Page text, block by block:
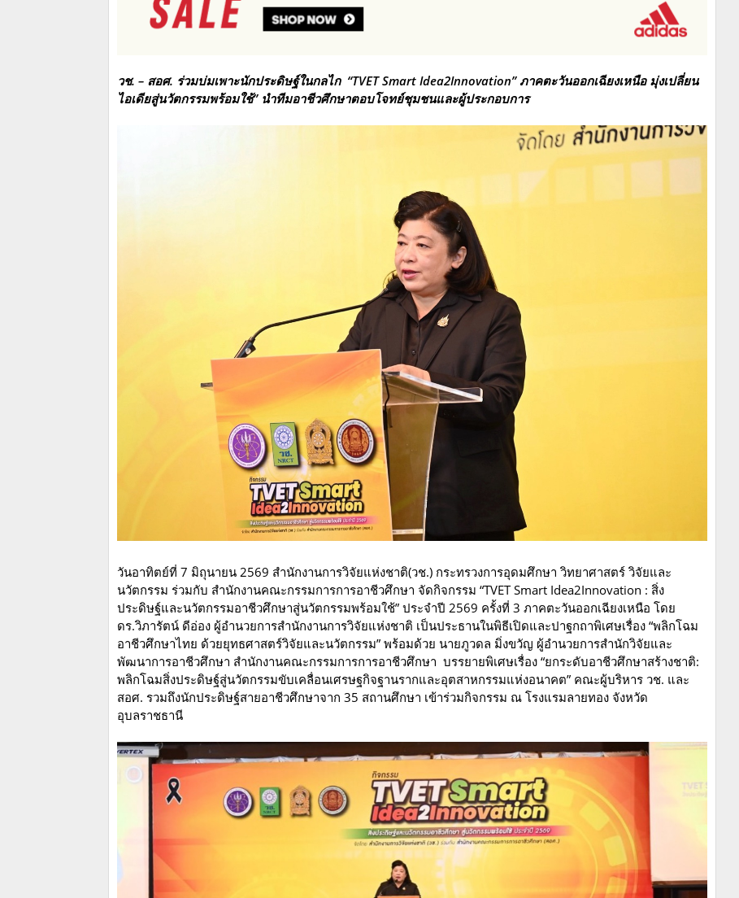
วช. – สอศ. ร่วมบ่มเพาะนักประดิษฐ์ในกลไก “TVET Smart Idea2Innovation” ภาคตะวันออกเฉียงเหนือ มุ่งเปลี่ยน
ไอเดียสู่นวัตกรรมพร้อมใช้” นำทีมอาชีวศึกษาตอบโจทย์ชุมชนและผู้ประกอบการ
วันอาทิตย์ที่ 7 มิถุนายน 2569 สำนักงานการวิจัยแห่งชาติ(วช.) กระทรวงการอุดมศึกษา วิทยาศาสตร์ วิจัยและ
นวัตกรรม ร่วมกับ สำนักงานคณะกรรมการการอาชีวศึกษา จัดกิจกรรม “TVET Smart Idea2Innovation : สิ่ง
ประดิษฐ์และนวัตกรรมอาชีวศึกษาสู่นวัตกรรมพร้อมใช้” ประจำปี 2569 ครั้งที่ 3 ภาคตะวันออกเฉียงเหนือ โดย
ดร.วิภารัตน์ ดีอ่อง ผู้อำนวยการสำนักงานการวิจัยแห่งชาติ เป็นประธานในพิธีเปิดและปาฐกถาพิเศษเรื่อง “พลิกโฉม
อาชีวศึกษาไทย ด้วยยุทธศาสตร์วิจัยและนวัตกรรม” พร้อมด้วย นายภูวดล มิ่งขวัญ ผู้อำนวยการสำนักวิจัยและ
พัฒนาการอาชีวศึกษา สำนักงานคณะกรรมการการอาชีวศึกษา บรรยายพิเศษเรื่อง “ยกระดับอาชีวศึกษาสร้างชาติ:
พลิกโฉมสิ่งประดิษฐ์สู่นวัตกรรมขับเคลื่อนเศรษฐกิจฐานรากและอุตสาหกรรมแห่งอนาคต” คณะผู้บริหาร วช. และ
สอศ. รวมถึงนักประดิษฐ์สายอาชีวศึกษาจาก 35 สถานศึกษา เข้าร่วมกิจกรรม ณ โรงแรมลายทอง จังหวัด
อุบลราชธานี